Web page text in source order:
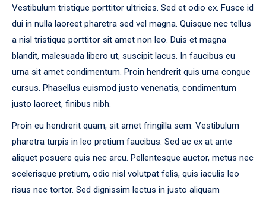
Vestibulum tristique porttitor ultricies. Sed et odio ex. Fusce id
dui in nulla laoreet pharetra sed vel magna. Quisque nec tellus
a nisl tristique porttitor sit amet non leo. Duis et magna
blandit, malesuada libero ut, suscipit lacus. In faucibus eu
urna sit amet condimentum. Proin hendrerit quis urna congue
cursus. Phasellus euismod justo venenatis, condimentum
justo laoreet, finibus nibh.
Proin eu hendrerit quam, sit amet fringilla sem. Vestibulum
pharetra turpis in leo pretium faucibus. Sed ac ex at ante
aliquet posuere quis nec arcu. Pellentesque auctor, metus nec
scelerisque pretium, odio nisl volutpat felis, quis iaculis leo
risus nec tortor. Sed dignissim lectus in justo aliquam